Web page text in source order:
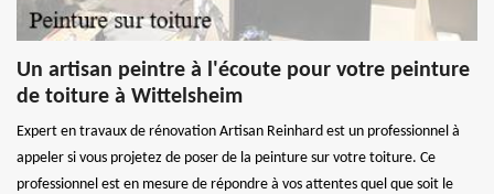
Un artisan peintre à l'écoute pour votre peinture
de toiture à Wittelsheim
Expert en travaux de rénovation Artisan Reinhard est un professionnel à
appeler si vous projetez de poser de la peinture sur votre toiture. Ce
professionnel est en mesure de répondre à vos attentes quel que soit le